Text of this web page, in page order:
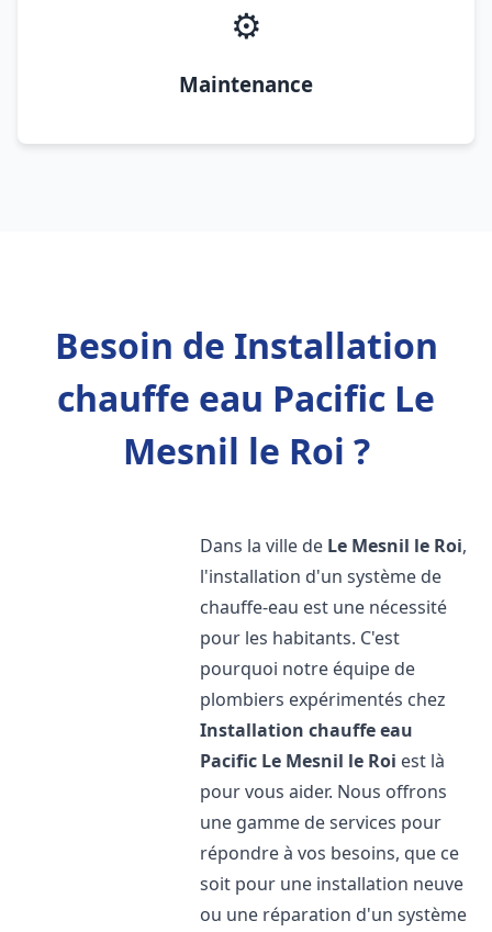
⚙️
Maintenance
Besoin de Installation
chauffe eau Pacific Le
Mesnil le Roi ?
Dans la ville de Le Mesnil le Roi,
l'installation d'un système de
chauffe-eau est une nécessité
pour les habitants. C'est
pourquoi notre équipe de
plombiers expérimentés chez
Installation chauffe eau
Pacific Le Mesnil le Roi est là
pour vous aider. Nous offrons
une gamme de services pour
répondre à vos besoins, que ce
soit pour une installation neuve
ou une réparation d'un système